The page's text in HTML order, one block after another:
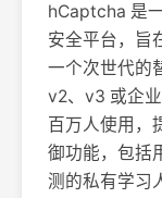
hCaptcha 是
安全平台，旨
一个次世代的
v2、v3 或企
百万人使用，
御功能，包括
测的私有学习